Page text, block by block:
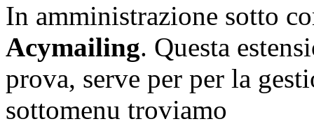
In amministrazione sotto
Acymailing. Questa
prova, serve per per la
sottomenu troviamo